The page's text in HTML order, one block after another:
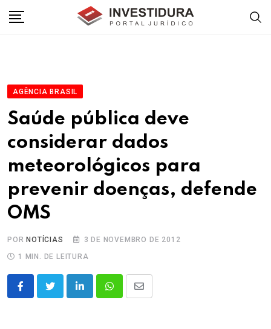
AGÊNCIA BRASIL
Saúde pública deve
considerar dados
meteorológicos para
prevenir doenças, defende
OMS
POR NOTÍCIAS
3 DE NOVEMBRO DE 2012
1 MIN. DE LEITURA
LinkedInWhatsappShare